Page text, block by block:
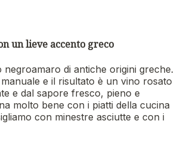
un lieve accento greco
negroamaro di antiche origini greche.
e il risultato è un vino rosato
e dal sapore fresco, pieno e
molto bene con i piatti della cucina
con minestre asciutte e con i